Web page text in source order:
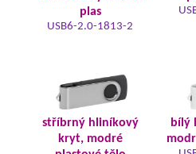
plas
USB6-2.0-1813-2
stříbrný hliníkový
kryt, modré
bílý